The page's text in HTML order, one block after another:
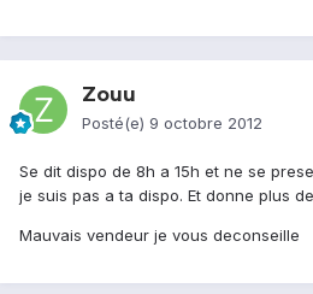
Zouu
Posté(e) 9 octobre 2012
Se dit dispo de 8h a 15h et ne se
je suis pas a ta dispo. Et donne plus
Mauvais vendeur je vous deconseille